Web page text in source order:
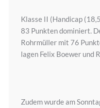
Klasse II (Handicap
83 Punkten dominiert.
Rohrmüller mit 76
lagen Felix Boewer und
Zudem wurde am